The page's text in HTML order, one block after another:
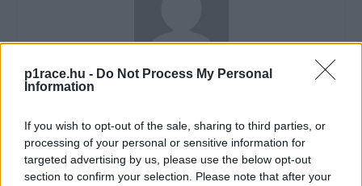
p1race.hu - Do Not Process My Personal
Information
If you wish to opt-out of the sale, sharing to third parties, or
processing of your personal or sensitive information for
targeted advertising by us, please use the below opt-out
section to confirm your selection. Please note that after your
Horváth Ádám